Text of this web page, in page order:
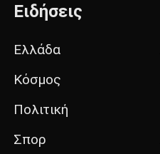
Ειδήσεις
Ελλάδα
Κόσμος
Πολιτική
Σπορ